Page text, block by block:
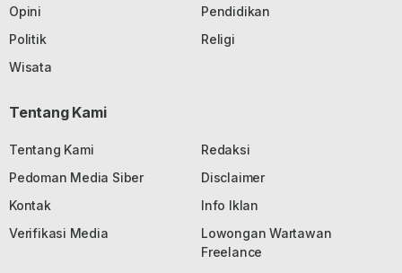
Opini
Pendidikan
Politik
Religi
Wisata
Tentang Kami
Tentang Kami
Redaksi
Pedoman Media Siber
Disclaimer
Kontak
Info Iklan
Verifikasi Media
Lowongan Wartawan
Freelance